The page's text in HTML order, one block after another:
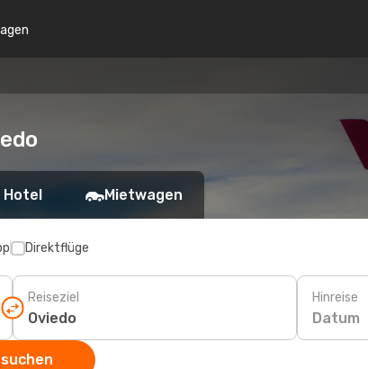
Hotel Mietwagen
Direktflüge
Reiseziel Hinreise
Datum